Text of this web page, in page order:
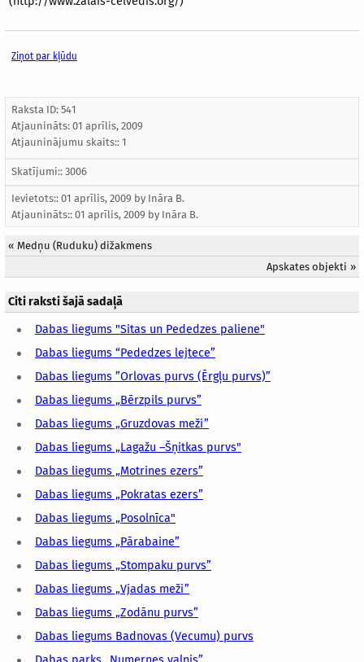
Ziņot par kļūdu
Raksta ID: 541
Atjaunināts: 01 aprīlis, 2009
Atjauninājumu skaits:: 1
Skatījumi:: 3006
Ievietots:: 01 aprīlis, 2009 by Ināra B.
Atjaunināts:: 01 aprīlis, 2009 by Ināra B.
« Medņu (Ruduku) dižakmens
Apskates objekti »
Citi raksti šajā sadaļā
Dabas liegums "Sitas un Pededzes paliene"
Dabas liegums “Pededzes lejtece”
Dabas liegums ”Orlovas purvs (Ērgļu purvs)”
Dabas liegums „Bērzpils purvs”
Dabas liegums „Gruzdovas meži”
Dabas liegums „Lagažu –Šņitkas purvs"
Dabas liegums „Motrines ezers”
Dabas liegums „Pokratas ezers”
Dabas liegums „Posolnīca"
Dabas liegums „Pārabaine”
Dabas liegums „Stompaku purvs”
Dabas liegums „Vjadas meži”
Dabas liegums „Zodānu purvs”
Dabas liegums Badnovas (Vecumu) purvs